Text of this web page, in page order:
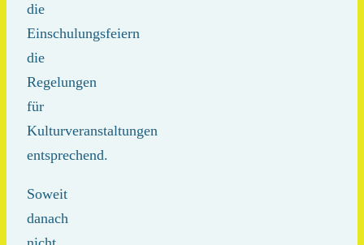
die
Einschulungsfeiern
die
Regelungen
für
Kulturveranstaltungen
entsprechend.
Soweit
danach